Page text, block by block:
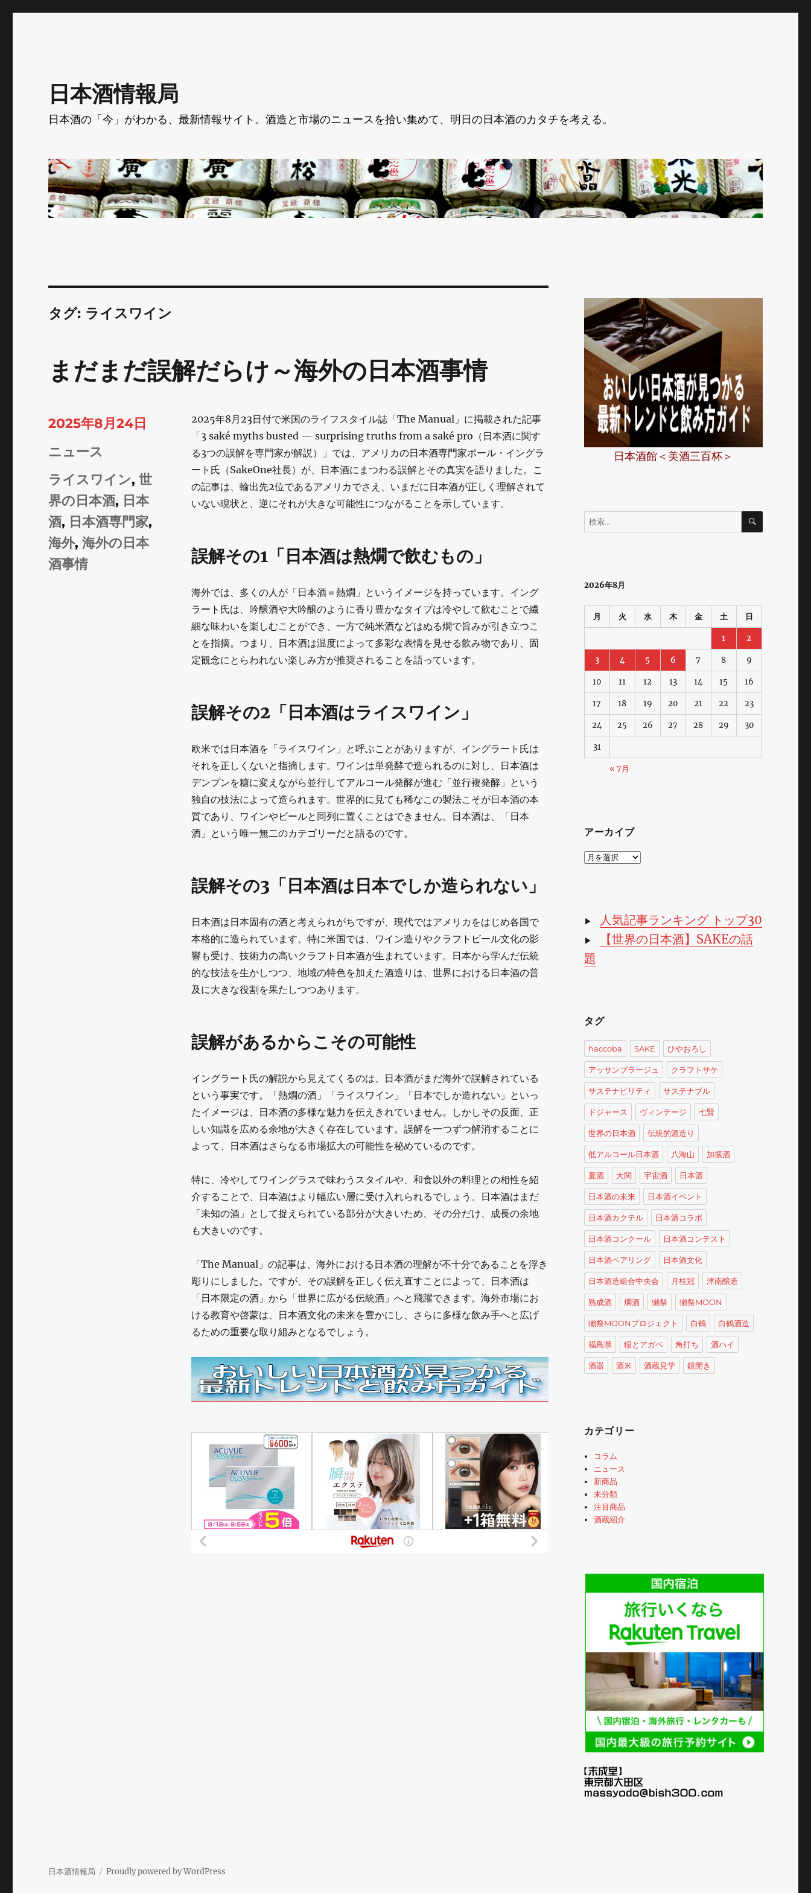
日本酒情報局
日本酒の「今」がわかる、最新情報サイト。酒造と市場のニュースを拾い集めて、明日の日本酒のカタチを考える。
タグ: ライスワイン
まだまだ誤解だらけ～海外の日本酒事情
2025年8月23日付で米国のライフスタイル誌「The Manual」に掲載された記事
「3 saké myths busted — surprising truths from a saké pro（日本酒に関す
る3つの誤解を専門家が解説）」では、アメリカの日本酒専門家ポール・イングラ
ート氏（SakeOne社長）が、日本酒にまつわる誤解とその真実を語りました。こ
の記事は、輸出先2位であるアメリカでさえ、いまだに日本酒が正しく理解されて
いない現状と、逆にそれが大きな可能性につながることを示しています。
誤解その1「日本酒は熱燗で飲むもの」
海外では、多くの人が「日本酒＝熱燗」というイメージを持っています。イング
ラート氏は、吟醸酒や大吟醸のように香り豊かなタイプは冷やして飲むことで繊
細な味わいを楽しむことができ、一方で純米酒などはぬる燗で旨みが引き立つこ
とを指摘。つまり、日本酒は温度によって多彩な表情を見せる飲み物であり、固
定観念にとらわれない楽しみ方が推奨されることを語っています。
誤解その2「日本酒はライスワイン」
欧米では日本酒を「ライスワイン」と呼ぶことがありますが、イングラート氏は
それを正しくないと指摘します。ワインは単発酵で造られるのに対し、日本酒は
デンプンを糖に変えながら並行してアルコール発酵が進む「並行複発酵」という
独自の技法によって造られます。世界的に見ても稀なこの製法こそが日本酒の本
質であり、ワインやビールと同列に置くことはできません。日本酒は、「日本
酒」という唯一無二のカテゴリーだと語るのです。
誤解その3「日本酒は日本でしか造られない」
日本酒は日本固有の酒と考えられがちですが、現代ではアメリカをはじめ各国で
本格的に造られています。特に米国では、ワイン造りやクラフトビール文化の影
響も受け、技術力の高いクラフト日本酒が生まれています。日本から学んだ伝統
的な技法を生かしつつ、地域の特色を加えた酒造りは、世界における日本酒の普
及に大きな役割を果たしつつあります。
誤解があるからこその可能性
イングラート氏の解説から見えてくるのは、日本酒がまだ海外で誤解されている
という事実です。「熱燗の酒」「ライスワイン」「日本でしか造れない」といっ
たイメージは、日本酒の多様な魅力を伝えきれていません。しかしその反面、正
しい知識を広める余地が大きく存在しています。誤解を一つずつ解消することに
よって、日本酒はさらなる市場拡大の可能性を秘めているのです。
特に、冷やしてワイングラスで味わうスタイルや、和食以外の料理との相性を紹
介することで、日本酒はより幅広い層に受け入れられるでしょう。日本酒はまだ
「未知の酒」として捉えられている部分が大きいため、その分だけ、成長の余地
も大きいのです。
「The Manual」の記事は、海外における日本酒の理解が不十分であることを浮き
彫りにしました。ですが、その誤解を正しく伝え直すことによって、日本酒は
「日本限定の酒」から「世界に広がる伝統酒」へと飛躍できます。海外市場にお
ける教育や啓蒙は、日本酒文化の未来を豊かにし、さらに多様な飲み手へと広げ
るための重要な取り組みとなるでしょう。
投
稿
2025年8月24日
カ
テ
ゴ
リ
ー
ニュース
タ
グ
ライスワイン,世
界の日本酒, 日本
酒, 日本酒専門家,
海外,海外の日本
酒事情
日本酒館＜美酒三百杯＞
検
索:
検
2026年8月
月 火 水 木 金 土 日
1 2
3 4 5 6 7 8 9
10 11 12 13 14 15 16
17 18 19 20 21 22 23
24 25 26 27 28 29 30
31
« 7月
アーカイブ
ア
▶
人気記事ランキング トップ30
▶
【世界の日本酒】SAKEの話
題
タグ
haccoba SAKE ひやおろし
アッサンブラージュ クラフトサケ
サステナビリティ サステナブル
ドジャース ヴィンテージ 七賢
世界の日本酒 伝統的酒造り
低アルコール日本酒 八海山 加振酒
夏酒 大関 宇宙酒 日本酒
日本酒の未来 日本酒イベント
日本酒カクテル 日本酒コラボ
日本酒コンクール 日本酒コンテスト
日本酒ペアリング 日本酒文化
日本酒造組合中央会 月桂冠 津南醸造
熟成酒 燗酒 獺祭 獺祭MOON
獺祭MOONプロジェクト 白鶴 白鶴酒造
福島県 稲とアガベ 角打ち 酒ハイ
酒器 酒米 酒蔵見学 鏡開き
カテゴリー
コラム
ニュース
新商品
未分類
注目商品
酒蔵紹介
日本酒情報局 Proudly powered by WordPress